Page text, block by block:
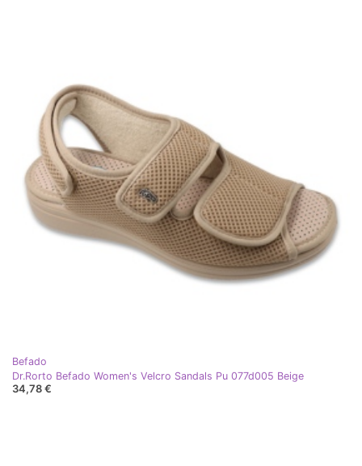
Befado
Dr.Rorto Befado Women's Velcro Sandals Pu 077d005 Beige
34,78 €